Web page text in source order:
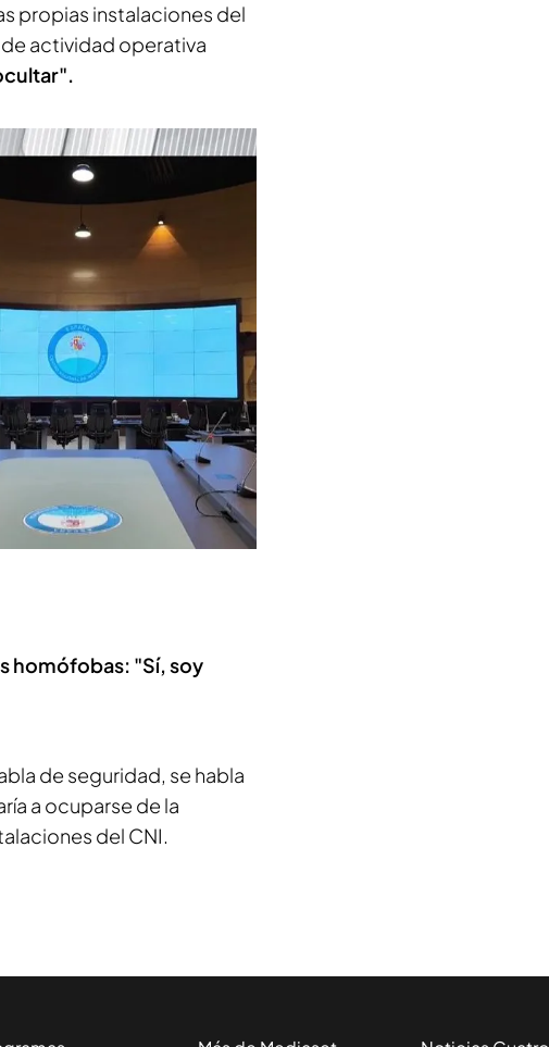
propias instalaciones del
actividad operativa
homófobas: "Sí, soy
de seguridad, se habla
a ocuparse de la
del CNI.